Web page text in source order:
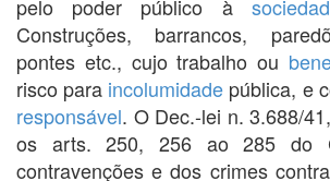
pelo poder público à
Construções, barrancos,
pontes etc., cujo trabalho ou
risco para incolumidade pública, e
responsável. O Dec.-lei n. 3.688/
os arts. 250, 256 ao 285 do
contravenções e dos crimes